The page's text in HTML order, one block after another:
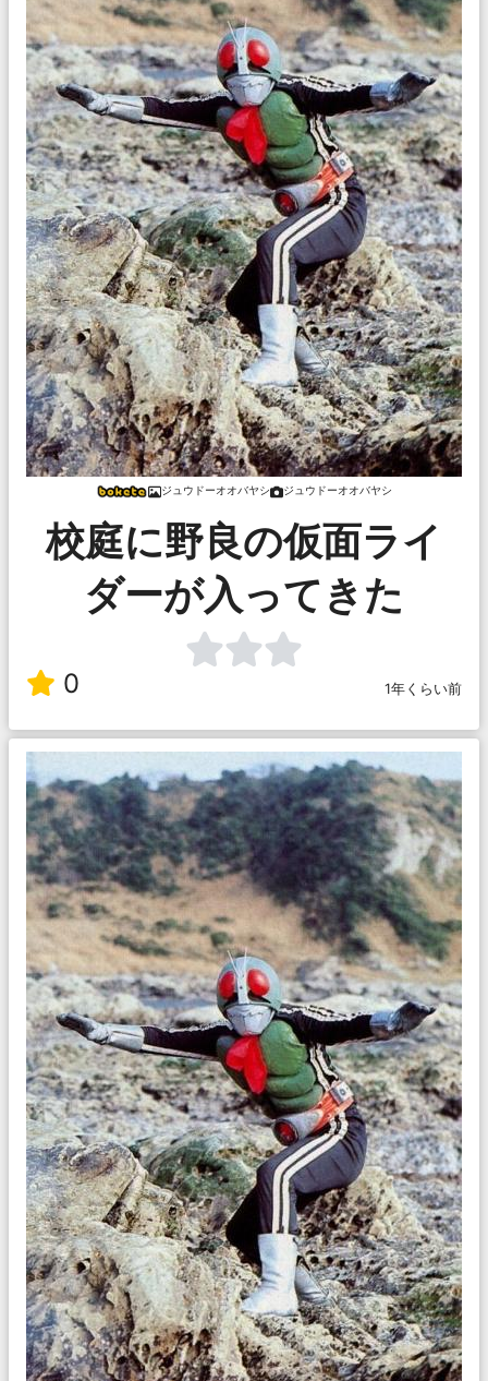
ジュウドーオオバヤシ ジュウドーオオバヤシ
校庭に野良の仮面ライ
ダーが入ってきた
0 1年くらい前